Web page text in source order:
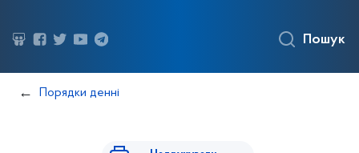
Пошук
Порядки денні